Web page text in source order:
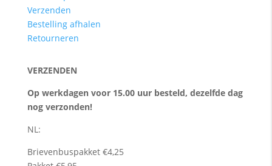
Verzenden
Bestelling afhalen
Retourneren
VERZENDEN
Op werkdagen voor 15.00 uur besteld, dezelfde dag
nog verzonden!
NL:
Brievenbuspakket €4,25